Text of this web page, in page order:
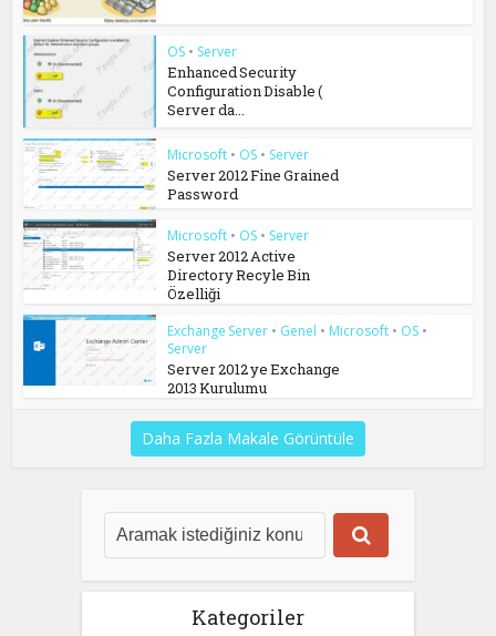
OS • Server
Enhanced Security
Configuration Disable (
Server da...
Microsoft • OS • Server
Server 2012 Fine Grained
Password
Microsoft • OS • Server
Server 2012 Active
Directory Recyle Bin
Özelliği
Exchange Server • Genel • Microsoft • OS •
Server
Server 2012 ye Exchange
2013 Kurulumu
Daha Fazla Makale Görüntüle
Kategoriler